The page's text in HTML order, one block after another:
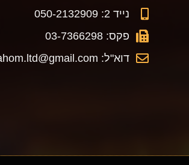
נייד 2: 050-2132909
פקס: 03-7366298
דוא"ל: makorhahom.ltd@gmail.com